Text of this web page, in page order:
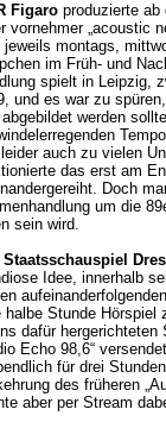
Figaroproduzierte ab
vornehmer „acoustic
jeweils montags,
im Früh- und
spielt in Leipzig,
und es war zu
werden
auch zu vielen
das erst am
Doch
um die
sein wird.
Staatsschauspiel
Idee, innerhalb
halbe Stunde Hörspiel
dafür hergerichteten
Echo 98,6“
für drei
des früheren
aber per Stream